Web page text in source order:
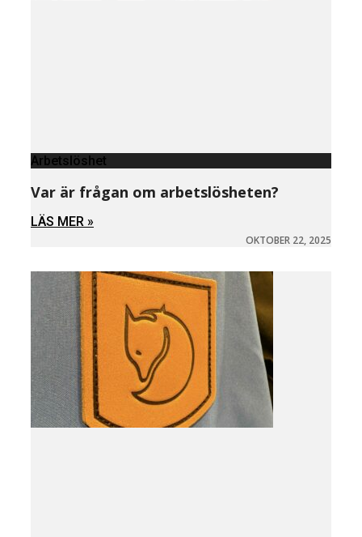
Arbetslöshet
Var är frågan om arbetslösheten?
LÄS MER »
OKTOBER 22, 2025